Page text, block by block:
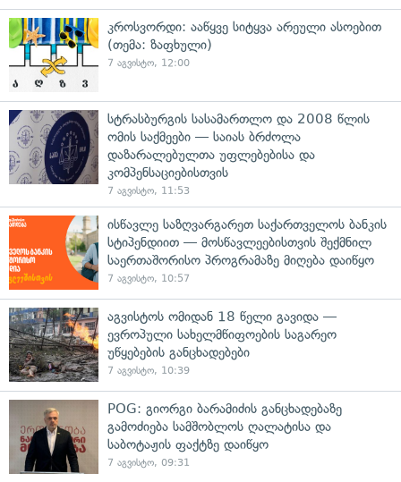
კროსვორდი: ააწყვე სიტყვა არეული ასოებით
(თემა: ზაფხული)
7 აგვისტო, 12:00
სტრასბურგის სასამართლო და 2008 წლის
ომის საქმეები — საიას ბრძოლა
დაზარალებულთა უფლებებისა და
კომპენსაციებისთვის
7 აგვისტო, 11:53
ისწავლე საზღვარგარეთ საქართველოს ბანკის
სტიპენდიით — მოსწავლეებისთვის შექმნილ
საერთაშორისო პროგრამაზე მიღება დაიწყო
7 აგვისტო, 10:57
აგვისტოს ომიდან 18 წელი გავიდა —
ევროპული სახელმწიფოების საგარეო
უწყებების განცხადებები
7 აგვისტო, 10:39
POG: გიორგი ბარამიძის განცხადებაზე
გამოძიება სამშობლოს ღალატისა და
საბოტაჟის ფაქტზე დაიწყო
7 აგვისტო, 09:31